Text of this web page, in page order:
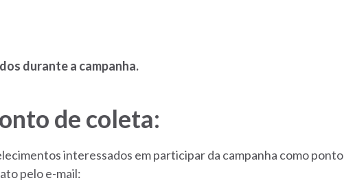
durante a campanha.
de coleta:
interessados em participar da campanha como ponto
pelo e-mail: